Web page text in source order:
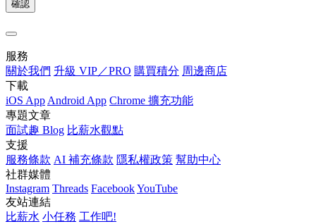
確認
服務
關於我們 升級 VIP／PRO 購買積分 周邊商店
下載
iOS App Android App Chrome 擴充功能
專題文章
面試趣 Blog 比薪水觀點
支援
服務條款 AI 補充條款 隱私權政策 幫助中心
社群媒體
Instagram Threads FacebookYouTube
友站連結
比薪水 小任務 工作吧!